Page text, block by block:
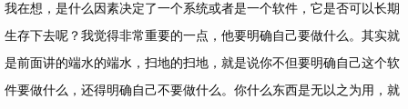
我在想，是什么因素决定了一个系统或者是一个软件，它是否可以长期
生存下去呢？我觉得非常重要的一点，他要明确自己要做什么。其实就
是前面讲的端水的端水，扫地的扫地，就是说你不但要明确自己这个软
件要做什么，还得明确自己不要做什么。你什么东西是无以之为用，就